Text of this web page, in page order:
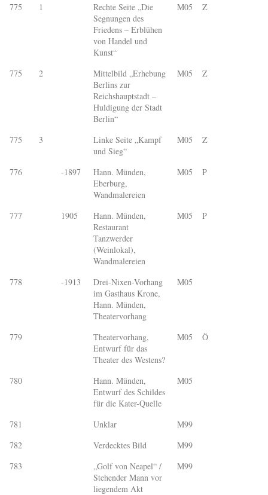
775 1
Rechte Seite „Die
Segnungen des
Friedens – Erblühen
von Handel und
Kunst“
M05 Z
775 2
Mittelbild „Erhebung
Berlins zur
Reichshauptstadt –
Huldigung der Stadt
Berlin“
M05 Z
775 3
Linke Seite „Kampf
und Sieg“
M05 Z
776 -1897
Hann. Münden,
Eberburg,
Wandmalereien
M05 P
777 1905
Hann. Münden,
Restaurant
Tanzwerder
(Weinlokal),
Wandmalereien
M05 P
778 -1913
Drei-Nixen-Vorhang
im Gasthaus Krone,
Hann. Münden,
Theatervorhang
M05
779
Theatervorhang,
Entwurf für das
Theater des Westens?
M05 Ö
780
Hann. Münden,
Entwurf des Schildes
für die Kater-Quelle
M05
781 Unklar
M99
782
Verdecktes Bild
M99
783
„Golf von Neapel“ /
Stehender Mann vor
liegendem Akt
M99